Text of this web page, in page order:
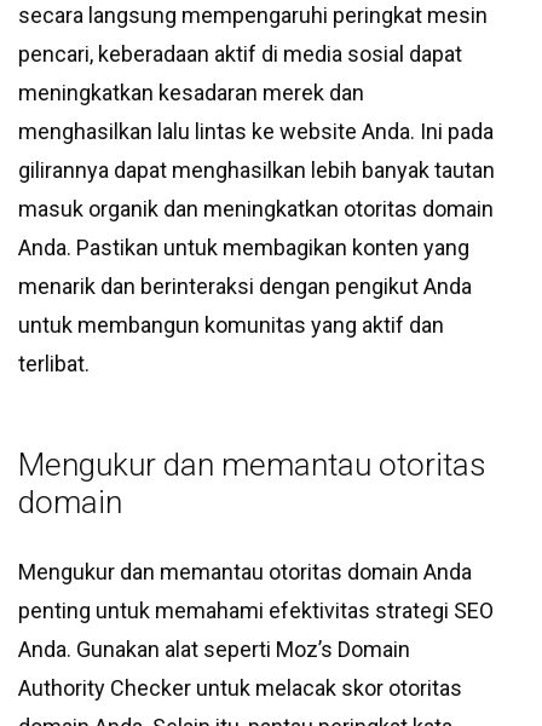
secara langsung mempengaruhi peringkat mesin
pencari, keberadaan aktif di media sosial dapat
meningkatkan kesadaran merek dan
menghasilkan lalu lintas ke website Anda. Ini pada
gilirannya dapat menghasilkan lebih banyak tautan
masuk organik dan meningkatkan otoritas domain
Anda. Pastikan untuk membagikan konten yang
menarik dan berinteraksi dengan pengikut Anda
untuk membangun komunitas yang aktif dan
terlibat.
Mengukur dan memantau otoritas
domain
Mengukur dan memantau otoritas domain Anda
penting untuk memahami efektivitas strategi SEO
Anda. Gunakan alat seperti Moz’s Domain
Authority Checker untuk melacak skor otoritas